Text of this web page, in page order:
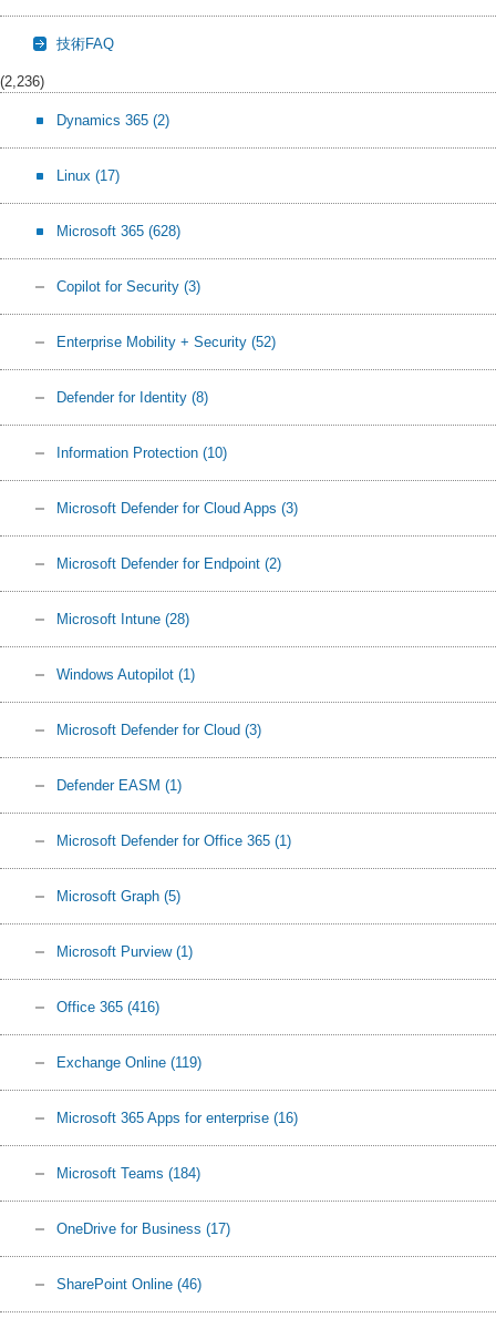
技術FAQ
(2,236)
Dynamics 365 (2)
Linux (17)
Microsoft 365 (628)
Copilot for Security (3)
Enterprise Mobility + Security (52)
Defender for Identity (8)
Information Protection (10)
Microsoft Defender for Cloud Apps (3)
Microsoft Defender for Endpoint (2)
Microsoft Intune (28)
Windows Autopilot (1)
Microsoft Defender for Cloud (3)
Defender EASM (1)
Microsoft Defender for Office 365 (1)
Microsoft Graph (5)
Microsoft Purview (1)
Office 365 (416)
Exchange Online (119)
Microsoft 365 Apps for enterprise (16)
Microsoft Teams (184)
OneDrive for Business (17)
SharePoint Online (46)